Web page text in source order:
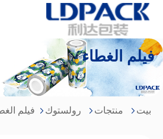
فيلم الغطاء
بيت منتجات رولستوك فيلم